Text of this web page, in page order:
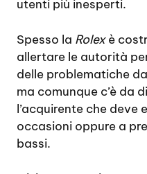
utenti più inesperti.
Spesso la Rolexè
allertare le autorità
delle problematiche
ma comunque c’è da
l’acquirente che
occasioni oppure a
bassi.